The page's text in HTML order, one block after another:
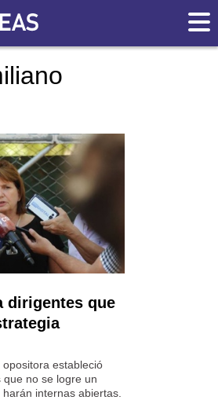
dirigentes que
estableció
no se logre un
internas abiertas.